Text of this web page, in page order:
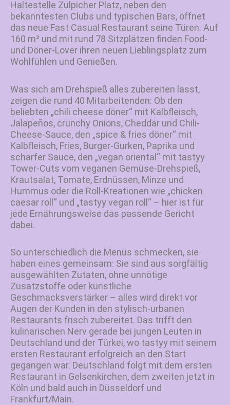
Haltestelle Zülpicher Platz, neben den
bekanntesten Clubs und typischen Bars, öffnet
das neue Fast Casual Restaurant seine Türen. Auf
160 m² und mit rund 78 Sitzplätzen finden Food-
und Döner-Lover ihren neuen Lieblingsplatz zum
Wohlfühlen und Genießen.
Was sich am Drehspieß alles zubereiten lässt,
zeigen die rund 40 Mitarbeitenden: Ob den
beliebten „chili cheese döner“ mit Kalbfleisch,
Jalapeños, crunchy Onions, Cheddar und Chili-
Cheese-Sauce, den „spice & fries döner“ mit
Kalbfleisch, Fries, Burger-Gurken, Paprika und
scharfer Sauce, den „vegan oriental“ mit tastyy
Tower-Cuts vom veganen Gemüse-Drehspieß,
Krautsalat, Tomate, Erdnüssen, Minze und
Hummus oder die Roll-Kreationen wie „chicken
caesar roll“ und „tastyy vegan roll“ – hier ist für
jede Ernährungsweise das passende Gericht
dabei.
So unterschiedlich die Menüs schmecken, sie
haben eines gemeinsam: Sie sind aus sorgfältig
ausgewählten Zutaten, ohne unnötige
Zusatzstoffe oder künstliche
Geschmacksverstärker – alles wird direkt vor
Augen der Kunden in den stylisch-urbanen
Restaurants frisch zubereitet. Das trifft den
kulinarischen Nerv gerade bei jungen Leuten in
Deutschland und der Türkei, wo tastyy mit seinem
ersten Restaurant erfolgreich an den Start
gegangen war. Deutschland folgt mit dem ersten
Restaurant in Gelsenkirchen, dem zweiten jetzt in
Köln und bald auch in Düsseldorf und
Frankfurt/Main.